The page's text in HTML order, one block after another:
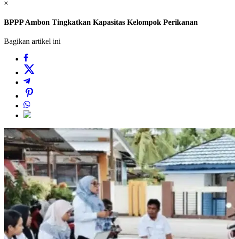
×
BPPP Ambon Tingkatkan Kapasitas Kelompok Perikanan
Bagikan artikel ini